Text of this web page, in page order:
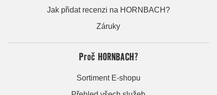
Jak přidat recenzi na HORNBACH?
Záruky
Proč HORNBACH?
Sortiment E-shopu